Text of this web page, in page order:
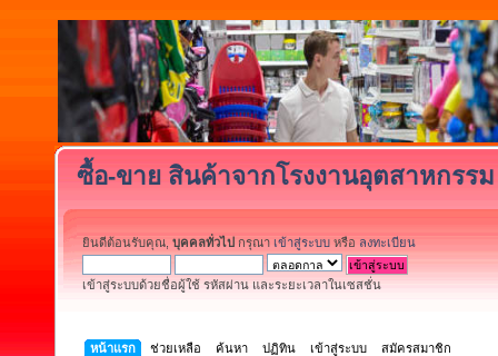
ซื้อ-ขาย สินค้าจากโรงงานอุตสาหกรร
ยินดีต้อนรับคุณ, บุคคลทั่วไป กรุณา เข้าสู่ระบบ หรือ ลงทะเบียน
เข้าสู่ระบบด้วยชื่อผู้ใช้ รหัสผ่าน และระยะเวลาในเซสชั่น
หน้าแรก ช่วยเหลือ ค้นหา ปฏิทิน เข้าสู่ระบบ สมัครสมาชิก